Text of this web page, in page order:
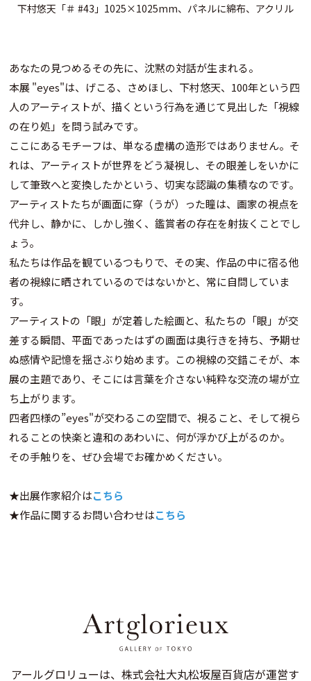
下村悠天「＃ #43」1025×1025mm、パネルに綿布、アクリル
あなたの見つめるその先に、沈黙の対話が生まれる。
本展 "eyes"は、げこる、さめほし、下村悠天、100年という四
人のアーティストが、描くという行為を通じて見出した「視線
の在り処」を問う試みです。
ここにあるモチーフは、単なる虚構の造形ではありません。そ
れは、アーティストが世界をどう凝視し、その眼差しをいかに
して筆致へと変換したかという、切実な認識の集積なのです。
アーティストたちが画面に穿（うが）った瞳は、画家の視点を
代弁し、静かに、しかし強く、鑑賞者の存在を射抜くことでし
ょう。
私たちは作品を観ているつもりで、その実、作品の中に宿る他
者の視線に晒されているのではないかと、常に自問していま
す。
アーティストの「眼」が定着した絵画と、私たちの「眼」が交
差する瞬間、平面であったはずの画面は奥行きを持ち、予期せ
ぬ感情や記憶を揺さぶり始めます。この視線の交錯こそが、本
展の主題であり、そこには言葉を介さない純粋な交流の場が立
ち上がります。
四者四様の”eyes"が交わるこの空間で、視ること、そして視ら
れることの快楽と違和のあわいに、何が浮かび上がるのか。
その手触りを、ぜひ会場でお確かめください。
★出展作家紹介はこちら
★作品に関するお問い合わせはこちら
アールグロリューは、株式会社大丸松坂屋百貨店が運営す